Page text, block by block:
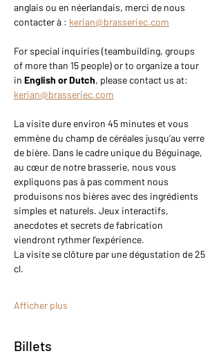
anglais ou en néerlandais, merci de nous
contacter à : kerian@brasseriec.com
For special inquiries (teambuilding, groups
of more than 15 people) or to organize a tour
in English or Dutch, please contact us at:
kerian@brasseriec.com
La visite dure environ 45 minutes et vous
emmène du champ de céréales jusqu’au verre
de bière. Dans le cadre unique du Béguinage,
au cœur de notre brasserie, nous vous
expliquons pas à pas comment nous
produisons nos bières avec des ingrédients
simples et naturels. Jeux interactifs,
anecdotes et secrets de fabrication
viendront rythmer l’expérience.
La visite se clôture par une dégustation de 25
cl.
Afficher plus
Billets